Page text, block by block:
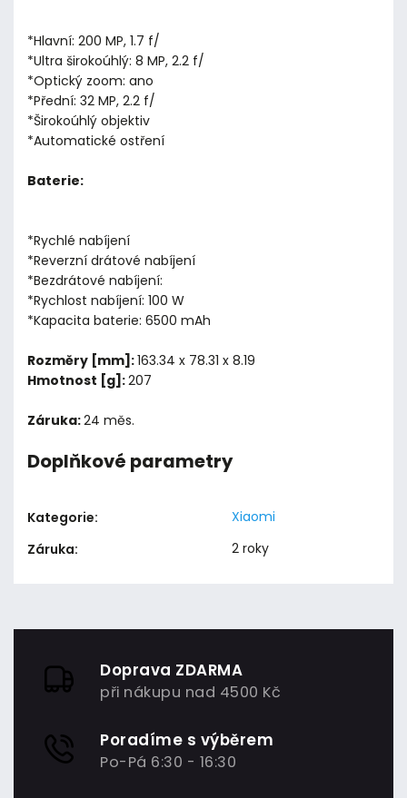
*Hlavní: 200 MP, 1.7 f/
*Ultra širokoúhlý: 8 MP, 2.2 f/
*Optický zoom: ano
*Přední: 32 MP, 2.2 f/
*Širokoúhlý objektiv
*Automatické ostření
Baterie:
*Rychlé nabíjení
*Reverzní drátové nabíjení
*Bezdrátové nabíjení:
*Rychlost nabíjení: 100 W
*Kapacita baterie: 6500 mAh
Rozměry [mm]:163.34 x 78.31 x 8.19
Hmotnost [g]:207
Záruka:24 měs.
Doplňkové parametry
Kategorie:
Xiaomi
Záruka: 2 roky
Doprava ZDARMA
při nákupu nad 4500 Kč
Poradíme s výběrem
Po-Pá 6:30 - 16:30